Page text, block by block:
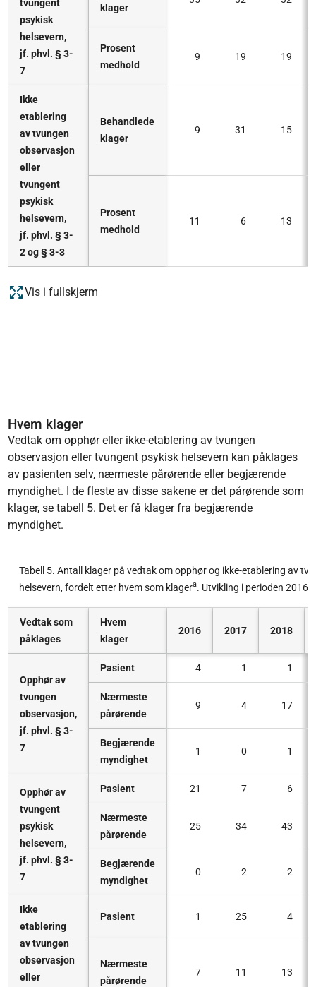
tvungent
psykisk
helsevern,
jf. phvl. § 3-
7
klager
Prosent
medhold
9 19 19
Ikke
etablering
av tvungen
observasjon
eller
tvungent
psykisk
helsevern,
jf. phvl. § 3-
2 og § 3-3
Behandlede
klager
9 31 15
Prosent
medhold
11 6 13
Vis i fullskjerm
Hvem klager
Vedtak om opphør eller ikke-etablering av tvungen
observasjon eller tvungent psykisk helsevern kan påklages
av pasienten selv, nærmeste pårørende eller begjærende
myndighet. I de fleste av disse sakene er det pårørende som
klager, se tabell 5. Det er få klager fra begjærende
myndighet.
Tabell 5. Antall klager på vedtak om opphør og ikke-etablering av
helsevern, fordelt etter hvem som klagera. Utvikling i perioden 2016-
Vedtak som
påklages
Hvem
klager
2016 2017 2018
Opphør av
tvungen
observasjon,
jf. phvl. § 3-
7
Pasient 4 1 1
Nærmeste
pårørende
9 4 17
Begjærende
myndighet
1 0 1
Opphør av
tvungent
psykisk
helsevern,
jf. phvl. § 3-
7
Pasient 21 7 6
Nærmeste
pårørende
25 34 43
Begjærende
myndighet
0 2 2
Ikke
etablering
av tvungen
observasjon
eller
Pasient 1 25 4
Nærmeste
pårørende
7 11 13